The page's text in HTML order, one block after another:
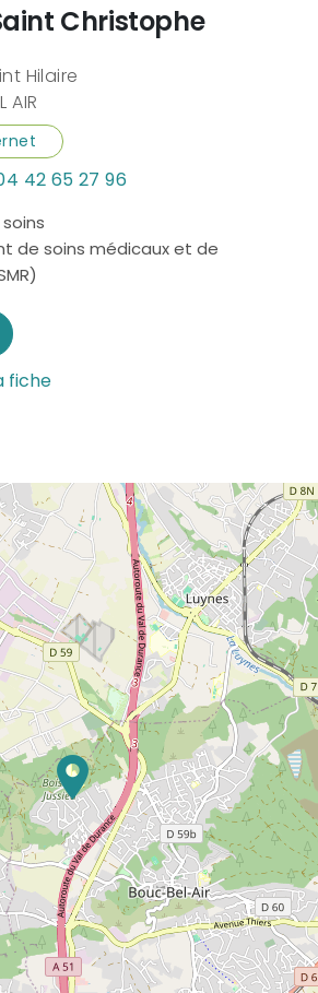
Christophe
Hilaire
AIR
42 65 27 96
de soins médicaux et de
fiche